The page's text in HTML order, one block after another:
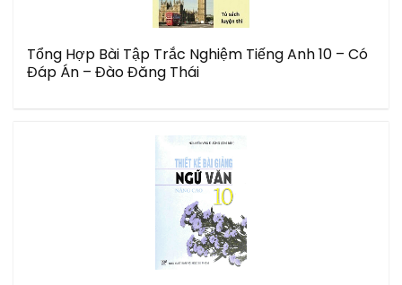
Tổng Hợp Bài Tập Trắc Nghiệm Tiếng Anh 10 – Có
Đáp Án – Đào Đăng Thái